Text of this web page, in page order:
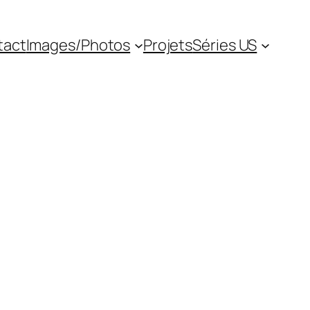
Images/Photos ProjetsSéries US